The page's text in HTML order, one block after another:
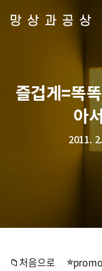
망상과공상
즐겁게=똑
아
2011.
📁처음으로